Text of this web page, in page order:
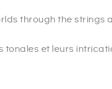
through the strings
tonales et leurs